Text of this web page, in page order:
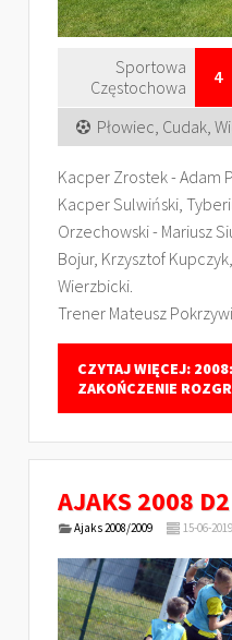
Sportowa
Częstochowa
4
Płowiec, Cudak,
Kacper Zrostek - Adam
Kacper Sulwiński,
Orzechowski - Mariusz
Bojur, Krzysztof
Wierzbicki.
Trener Mateusz
CZYTAJ WIĘCEJ:
ZAKOŃCZENIE
AJAKS 2008
Ajaks 2008/2009 15-06-2019